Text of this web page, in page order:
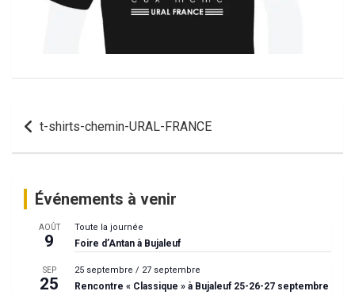
Navigation
t-shirts-chemin-URAL-FRANCE
Événements à venir
AOÛT
9
Toute la journée
Foire d’Antan à Bujaleuf
SEP
25
25 septembre / 27 septembre
Rencontre « Classique » à Bujaleuf 25-26-27 septembre